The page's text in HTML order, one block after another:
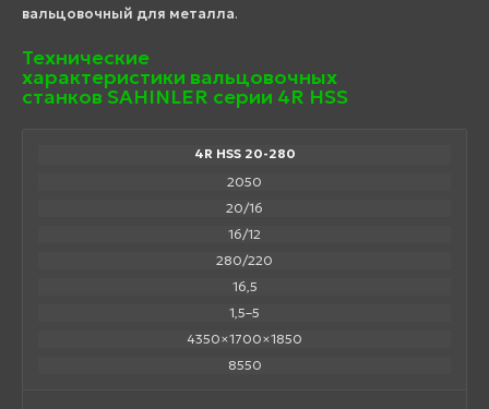
вальцовочный для металла.
Технические
характеристики вальцовочных
станков SAHINLER серии 4R HSS
4R HSS 20-280
2050
20/16
16/12
280/220
16,5
1,5–5
4350×1700×1850
8550